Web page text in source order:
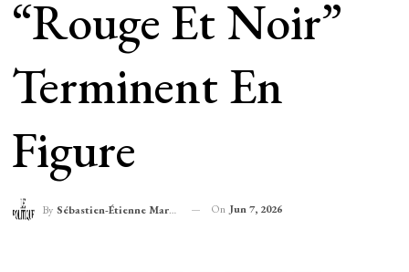
“rouge Et Noir”
Terminent En
Figure
By Sébastien-Étienne Marechal On Jun 7, 2026